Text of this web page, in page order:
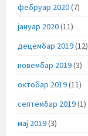
фебруар 2020(7)
јануар 2020(11)
децембар 2019(12)
новембар 2019(3)
октобар 2019(11)
септембар 2019(1)
мај 2019(3)